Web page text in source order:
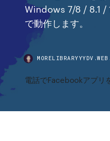
Windows 7/8 / 8.1 /
で動作します。
電話でFacebookアプリ